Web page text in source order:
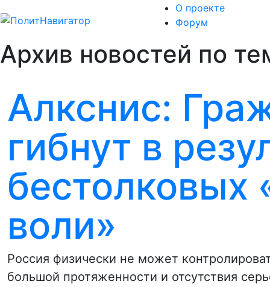
О проекте
Форум
Архив новостей по
Алкснис:
гибнут в
бестолковых
воли»
Россия физически не может
большой протяженности и отсутствия